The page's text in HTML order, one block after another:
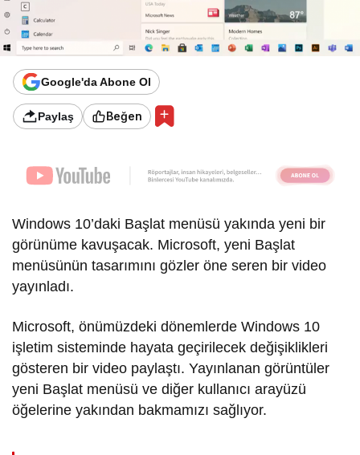
Google'da Abone Ol
Paylaş Beğen
Windows 10’daki Başlat menüsü yakında yeni bir
görünüme kavuşacak. Microsoft, yeni Başlat
menüsünün tasarımını gözler öne seren bir video
yayınladı.
Microsoft, önümüzdeki dönemlerde Windows 10
işletim sisteminde hayata geçirilecek değişiklikleri
gösteren bir video paylaştı. Yayınlanan görüntüler
yeni Başlat menüsü ve diğer kullanıcı arayüzü
öğelerine yakından bakmamızı sağlıyor.